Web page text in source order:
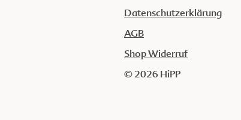
Datenschutzerklärung
AGB
Shop Widerruf
© 2026 HiPP